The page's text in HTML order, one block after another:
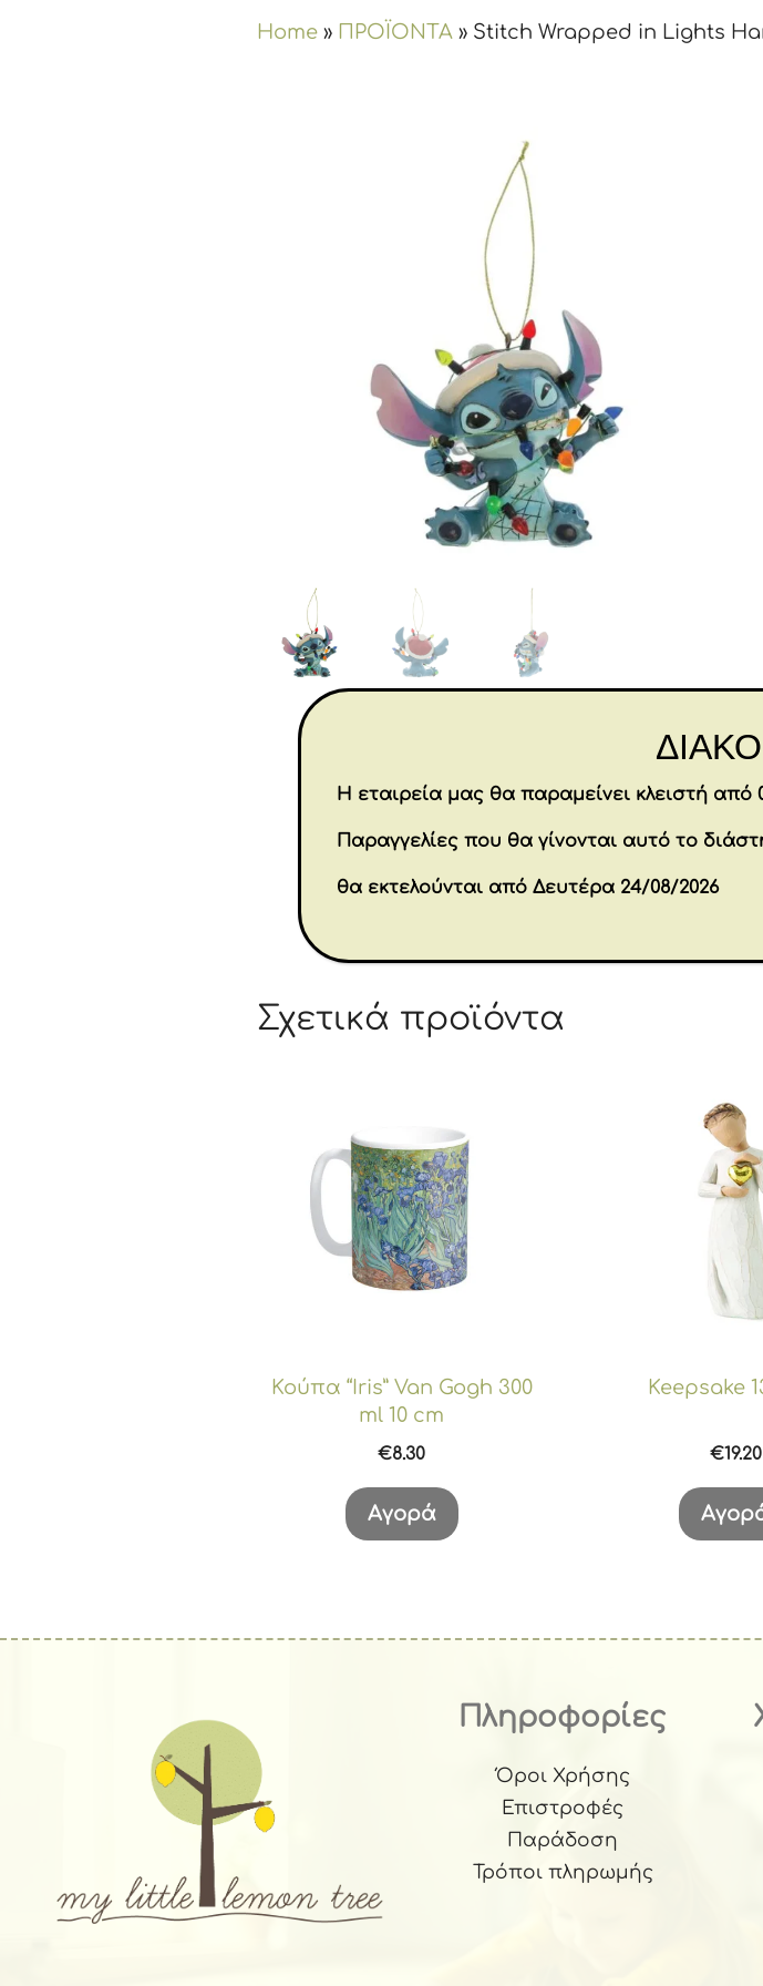
Home » ΠΡΟΪΟΝΤΑ » Stitch Wrapped in Lights
Επιπλέον
Διαστάσεις
Brands
Σχετικά προϊόντα
Κούπα “Iris” Van Gogh 300
ml 10 cm
€8.30
Αγορά
Keepsake
€19.20
Πληροφορίες
Όροι Χρήσης
Επιστροφές
Παράδοση
Τρόποι πληρωμής
Η εταιρεία μας θα παραμείνει κλειστή από
Παραγγελίες που θα γίνονται αυτό το
θα εκτελούνται από Δευτέρα 24/08/2026